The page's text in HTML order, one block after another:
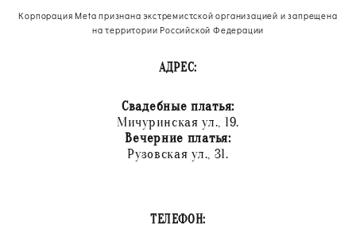
Корпорация Meta признана экстремистской организацией и запрещена
на территории Российской Федерации
АДРЕС:
Свадебные платья:
Мичуринская ул., 19.
Вечерние платья:
Рузовская ул., 31.
ТЕЛЕФОН: